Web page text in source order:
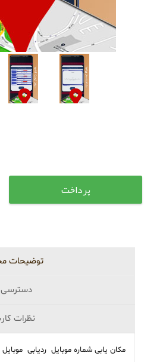
توضیحات
دسترسی
نظرات
مکان یابی شماره موبایل ردیابی